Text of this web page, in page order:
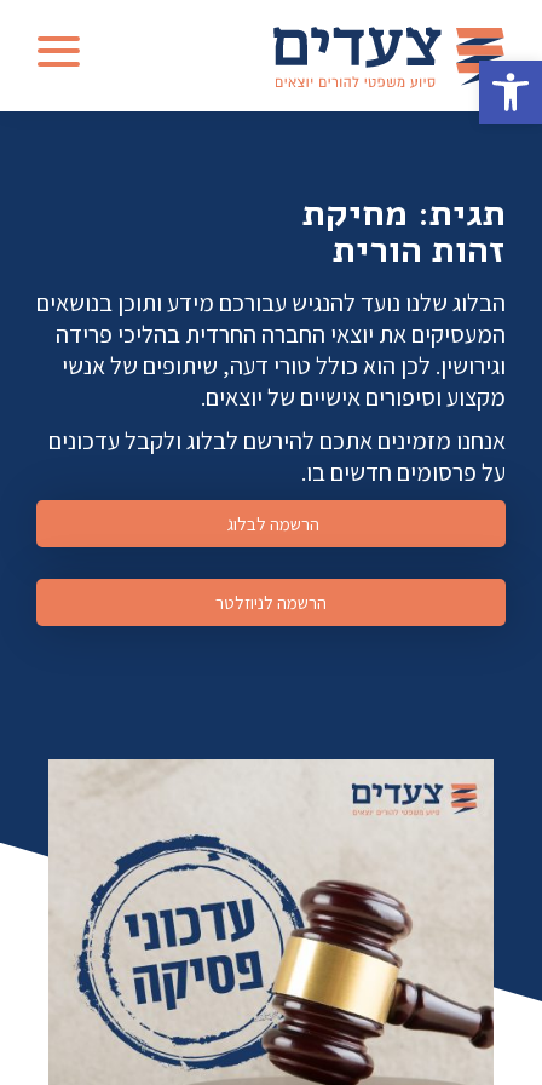
פתח סרגל נגישות
תפריט
צעדים
-
להורים
יוצאים
תגית: מחיקת
זהות הורית
הבלוג שלנו נועד להנגיש עבורכם מידע ותוכן בנושאים
המעסיקים את יוצאי החברה החרדית בהליכי פרידה
וגירושין. לכן הוא כולל טורי דעה, שיתופים של אנשי
מקצוע וסיפורים אישיים של יוצאים.
אנחנו מזמינים אתכם להירשם לבלוג ולקבל עדכונים
על פרסומים חדשים בו.
הרשמה לבלוג
הרשמה לניוזלטר